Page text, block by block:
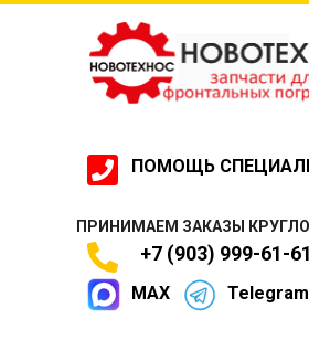
ПОМОЩЬ
ПРИНИМАЕМ ЗАКАЗЫ
+7 (903) 999-61-61
MAX Telegram